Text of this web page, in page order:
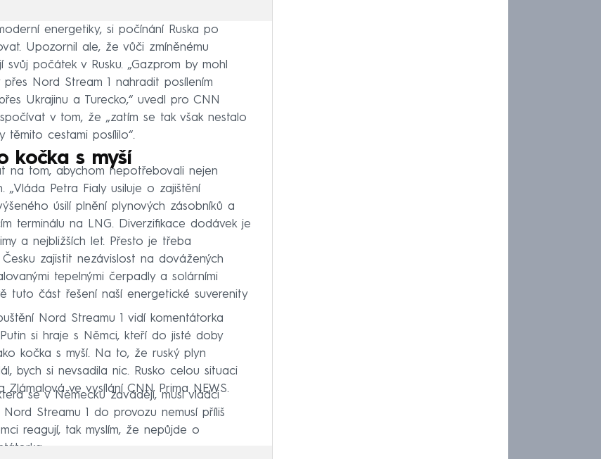
energetiky, si počínání Ruska po
Upozornil ale, že vůči zmíněnému
počátek v Rusku. „Gazprom by mohl
Nord Stream 1 nahradit posílením
Ukrajinu a Turecko,“ uvedl pro CNN
v tom, že „zatím se tak však nestalo
cestami posílilo“.
kočka s myší
na tom, abychom nepotřebovali nejen
„Vláda Petra Fialy usiluje o zajištění
úsilí plnění plynových zásobníků a
terminálu na LNG. Diverzifikace dodávek je
a nejbližších let. Přesto je třeba
zajistit nezávislost na dovážených
tepelnými čerpadly a solárními
tuto část řešení naší energetické suverenity
Nord Streamu 1 vidí komentátorka
si hraje s Němci, kteří do jisté doby
kočka s myší. Na to, že ruský plyn
bych si nevsadila nic. Rusko celou situaci
ve vysílání CNN Prima NEWS.
se v Německu zavádějí, musí vládci
Streamu 1 do provozu nemusí příliš
reagují, tak myslím, že nepůjde o